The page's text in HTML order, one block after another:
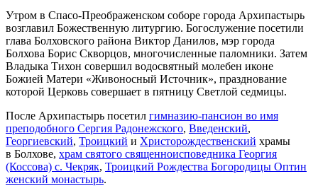
Утром в Спасо-Преображенском соборе города Архипастырь
возглавил Божественную литургию. Богослужение посетили
глава Болховского района Виктор Данилов, мэр города
Болхова Борис Скворцов, многочисленные паломники. Затем
Владыка Тихон совершил водосвятный молебен иконе
Божией Матери «Живоносный Источник», празднование
которой Церковь совершает в пятницу Светлой седмицы.
После Архипастырь посетил гимназию-пансион во имя
преподобного Сергия Радонежского, Введенский,
Георгиевский, Троицкий и Христорождественский храмы
в Болхове, храм святого священноисповедника Георгия
(Коссова) с. Чекряк, Троицкий Рождества Богородицы Оптин
женский монастырь.